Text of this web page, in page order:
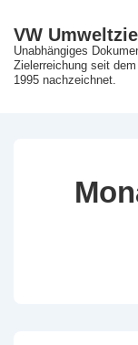
Zum
Inhalt
VW
Unabhängiges
Zielerreichung seit
1995 nachzeichnet.